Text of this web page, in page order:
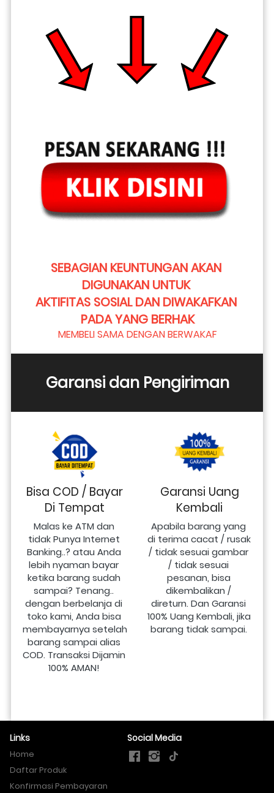
SEBAGIAN KEUNTUNGAN AKAN
DIGUNAKAN UNTUK
AKTIFITAS SOSIAL DAN DIWAKAFKAN
PADA YANG BERHAK
MEMBELI SAMA DENGAN BERWAKAF
Garansi dan Pengiriman
Bisa COD / Bayar
Di Tempat
Malas ke ATM dan
tidak Punya Internet
Banking..? atau Anda
lebih nyaman bayar
ketika barang sudah
sampai? Tenang..
dengan berbelanja di
toko kami, Anda bisa
membayarnya setelah
barang sampai alias
COD. Transaksi Dijamin
100% AMAN!
Garansi Uang
Kembali
Apabila barang yang
di terima cacat / rusak
/ tidak sesuai gambar
/ tidak sesuai
pesanan, bisa
dikembalikan /
direturn. Dan Garansi
100% Uang Kembali, jika
barang tidak sampai.
Links
Home
Daftar Produk
Konfirmasi Pembayaran
Social Media